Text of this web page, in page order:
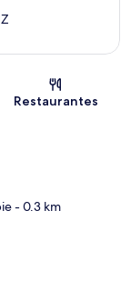
Restaurantes
- 0.3 km